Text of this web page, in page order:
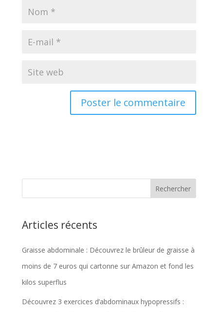
Articles récents
Graisse abdominale : Découvrez le brûleur de graisse à
moins de 7 euros qui cartonne sur Amazon et fond les
kilos superflus
Découvrez 3 exercices d’abdominaux hypopressifs :